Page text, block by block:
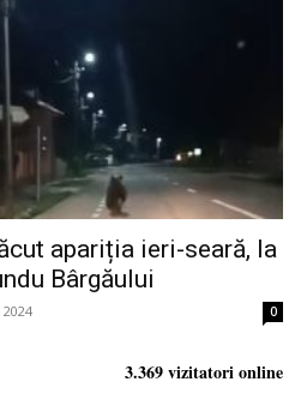
apariția ieri-seară, la
Bârgăului
0
3.369 vizitatori online